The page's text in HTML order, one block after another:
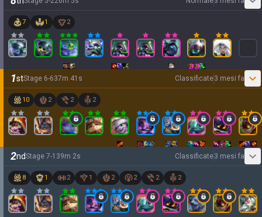
7 1 2
1stStage 6-637m 41 s Classificate3 mesi fa
10 2 2 2
2ndStage 7-1 39m 2s Classificate3 mesi fa
8 1 2 1 2 2 2 2